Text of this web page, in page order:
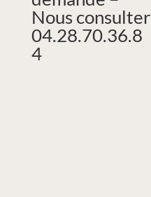
Nous consulter
04.28.70.36.8
4